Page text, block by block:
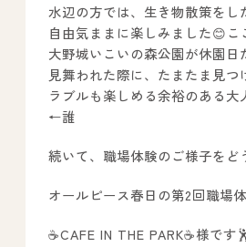
水辺の方では、生き物散策をし
自由気ままに楽しみました😊こ
大野城いこいの森公園が休園日
見舞われた際に、たまたま見つ
ラブルも楽しめる余裕のある大
←誰
続いて、職場体験のご様子をど
オールピース春日の第2回職場体
☕️CAFE IN THE PARK☕️様です